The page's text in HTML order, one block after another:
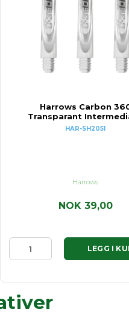
Harrows Carbon
Transparant
HAR-SH2051
Harrows
NOK 39,00
LEGG I